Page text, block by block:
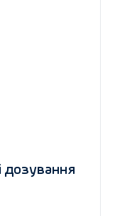
дозування